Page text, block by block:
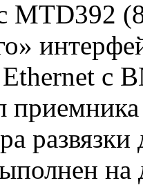
MTD392
Ethernet
приемника
на